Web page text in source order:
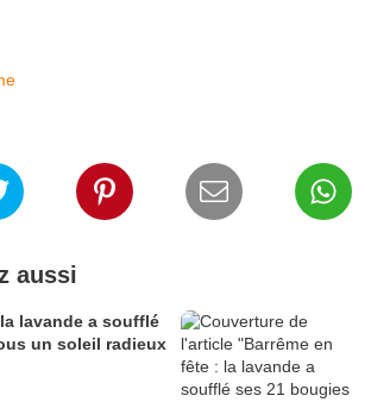
aussi
lavande a soufflé
un soleil radieux